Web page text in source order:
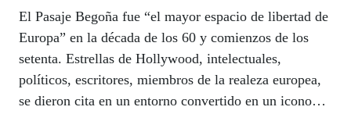
El Pasaje Begoña fue “el mayor espacio de libertad de
Europa” en la década de los 60 y comienzos de los
setenta. Estrellas de Hollywood, intelectuales,
políticos, escritores, miembros de la realeza europea,
se dieron cita en un entorno convertido en un icono